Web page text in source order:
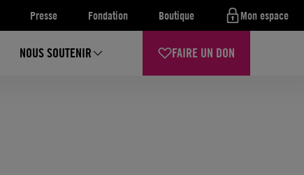
Presse Fondation Boutique Mon espace
NOUS SOUTENIR FAIRE UN DON